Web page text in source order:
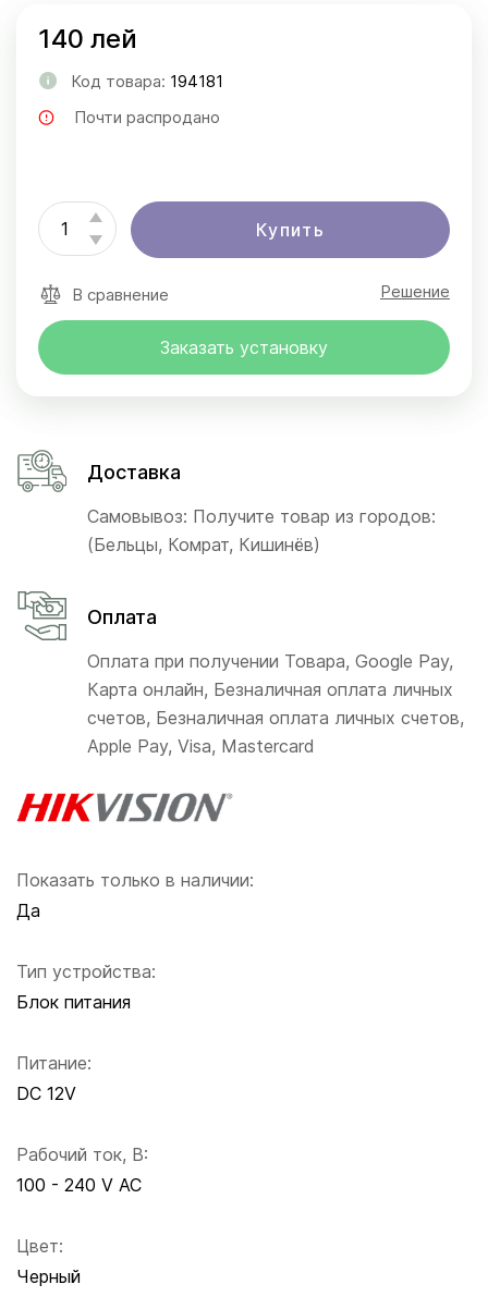
Показать только в наличии:
Да
Тип устройства:
Блок питания
Питание:
DC 12V
Рабочий ток, В:
100 - 240 V AC
Цвет:
Черный
140 лей
Код товара: 194181
Почти распродано
Купить
В сравнение Решение
Заказать установку
Доставка
Самовывоз: Получите товар из городов:
(Бельцы, Комрат, Кишинёв)
Оплата
Оплата при получении Товара, Google Pay,
Карта онлайн, Безналичная оплата личных
счетов, Безналичная оплата личных счетов,
Apple Pay, Visa, Mastercard